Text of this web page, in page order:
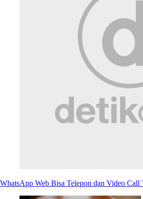
WhatsApp Web Bisa Telepon dan Video Call